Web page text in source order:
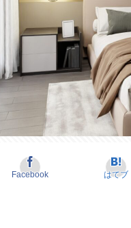
Facebook はてブ